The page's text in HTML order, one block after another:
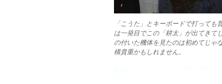
「こうた」とキーボードで打って
は一発目でこの「耕太」が出てきて
の付いた機体を見たのは初めてじゃ
構貴重かもしれません。